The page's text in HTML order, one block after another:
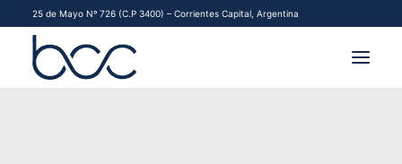
25 de Mayo Nº 726 (C.P 3400) – Corrientes Capital, Argentina